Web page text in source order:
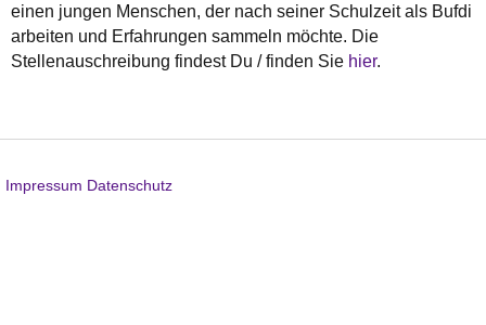
einen jungen Menschen, der nach seiner Schulzeit als Bufdi
arbeiten und Erfahrungen sammeln möchte. Die
Stellenauschreibung findest Du / finden Sie hier.
Impressum Datenschutz